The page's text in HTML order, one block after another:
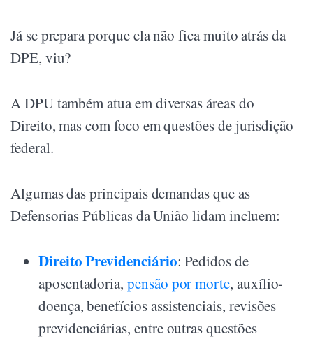
Já se prepara porque ela não fica muito atrás da
DPE, viu?
A DPU também atua em diversas áreas do
Direito, mas com foco em questões de jurisdição
federal.
Algumas das principais demandas que as
Defensorias Públicas da União lidam incluem:
Direito Previdenciário: Pedidos de
aposentadoria,pensão por morte, auxílio-
doença, benefícios assistenciais, revisões
previdenciárias, entre outras questões